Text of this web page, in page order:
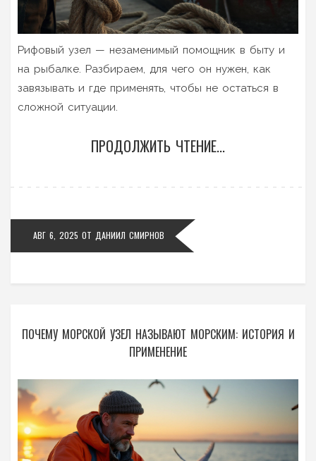
Рифовый узел — незаменимый помощник в быту и
на рыбалке. Разбираем, для чего он нужен, как
завязывать и где применять, чтобы не остаться в
сложной ситуации.
ПРОДОЛЖИТЬ ЧТЕНИЕ...
АВГ 6, 2025 ОТ ДАНИИЛ СМИРНОВ
ПОЧЕМУ МОРСКОЙ УЗЕЛ НАЗЫВАЮТ МОРСКИМ: ИСТОРИЯ И
ПРИМЕНЕНИЕ